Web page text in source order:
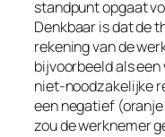
standpunt opgaat
Denkbaar is dat de
rekening van de
bijvoorbeeld als
niet-noodzakelijke
een negatief
zou de werknemer